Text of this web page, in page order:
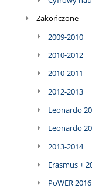
Zakończone
2009-2010
2010-2012
2010-2011
2012-2013
Leonardo
Leonardo
2013-2014
Erasmus +
PoWER 2016